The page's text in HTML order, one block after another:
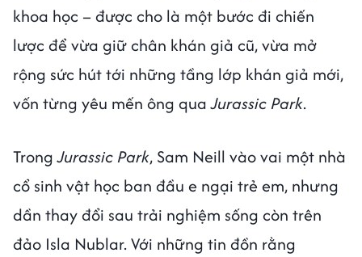
khoa học – được cho là một bước đi chiến
lược để vừa giữ chân khán giả cũ, vừa mở
rộng sức hút tới những tầng lớp khán giả mới,
vốn từng yêu mến ông quaJurassic Park.
TrongJurassic Park, Sam Neill vào vai một nhà
cổ sinh vật học ban đầu e ngại trẻ em, nhưng
dần thay đổi sau trải nghiệm sống còn trên
đảo Isla Nublar. Với những tin đồn rằng